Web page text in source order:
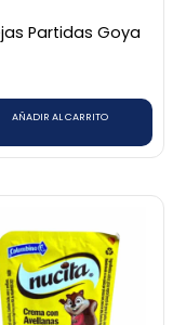
Partidas Goya
AÑADIR AL CARRITO
precios:
desde
0,70€
hasta
5,90€